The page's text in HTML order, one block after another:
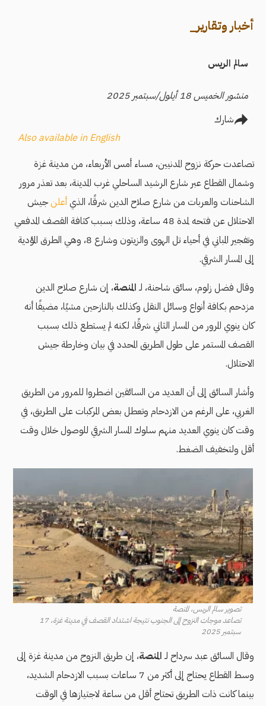
أخبار وتقارير_
سالم الريس
منشور الخميس 18 أيلول/سبتمبر 2025
شارك
Also available in English
تصاعدت حركة نزوح المدنيين، مساء أمس الأربعاء، من مدينة غزة
وشمال القطاع عبر شارع الرشيد الساحلي غرب المدينة، بعد تعذر مرور
الشاحنات والعربات من شارع صلاح الدين شرقًا، الذيأعلنجيش
الاحتلال عن فتحه لمدة 48 ساعة، وذلك بسبب كثافة القصف المدفعي
وتفجير المباني في أحياء تل الهوى والزيتون وشارع 8، وهي الطرق المؤدية
إلى المسار الشرقي.
وقال فضل زلوم، سائق شاحنة، لـ المنصة، إن شارع صلاح الدين
مزدحم بكافة أنواع وسائل النقل وكذلك بالنازحين مشيًا، مضيفًا أنه
كان ينوي المرور من المسار الثاني شرقًا، لكنه لم يستطع ذلك بسبب
القصف المستمر على طول الطريق المحدد في بيان وخارطة جيش
الاحتلال.
وأشار السائق إلى أن العديد من السائقين اضطروا للمرور من الطريق
الغربي، على الرغم من الازدحام وتعطل بعض المركبات على الطريق، في
وقت كان ينوي العديد منهم سلوك المسار الشرقي للوصول خلال وقت
أقل ولتخفيف الضغط.
تصوير سالم الريس، المنصة
تصاعد موجات النزوح إلى الجنوب نتيجة اشتداد القصف في مدينة غزة، 17
سبتمبر 2025
وقال السائق عبد سرداح لـ المنصة، إن طريق النزوح من مدينة غزة إلى
وسط القطاع يحتاج إلى أكثر من 7 ساعات بسبب الازدحام الشديد،
بينما كانت ذات الطريق تحتاج أقل من ساعة لاجتيازها في الوقت